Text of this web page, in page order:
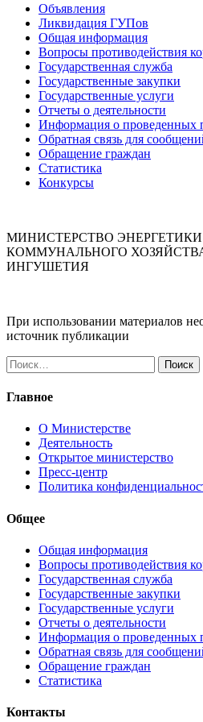
Объявления
Ликвидация ГУПов
Общая информация
Вопросы противодействия
Государственная служба
Государственные закупки
Государственные услуги
Отчеты о деятельности
Информация о проведенных
Обратная связь для
Обращение граждан
Статистика
Конкурсы
МИНИСТЕРСТВО
КОММУНАЛЬНОГО
ИНГУШЕТИЯ
При использовании материалов
источник публикации
Найти:
Главное
О Министерстве
Деятельность
Открытое министерство
Пресс-центр
Политика
Общее
Общая информация
Вопросы противодействия
Государственная служба
Государственные закупки
Государственные услуги
Отчеты о деятельности
Информация о проведенных
Обратная связь для
Обращение граждан
Статистика
Контакты